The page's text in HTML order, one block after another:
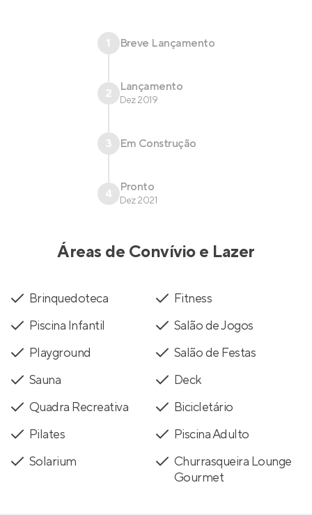
1 Breve Lançamento
2 Lançamento
Dez 2019
3 Em Construção
4 Pronto
Dez 2021
Áreas de Convívio e Lazer
Brinquedoteca
Fitness
Piscina Infantil
Salão de Jogos
Playground
Salão de Festas
Sauna
Deck
Quadra Recreativa
Bicicletário
Pilates
Piscina Adulto
Solarium
Churrasqueira Lounge
Gourmet